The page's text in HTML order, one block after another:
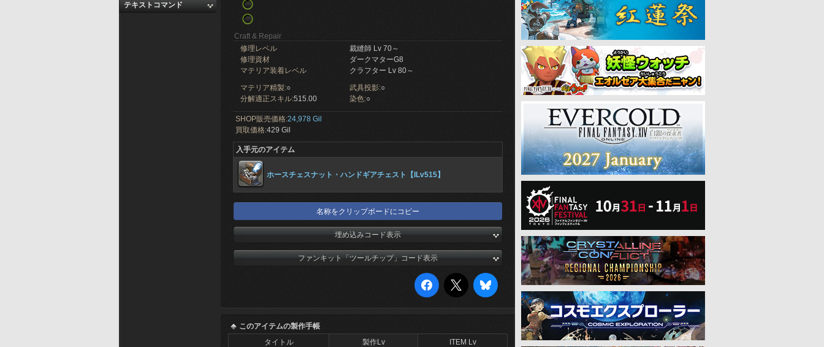
テキストコマンド
Craft & Repair
修理レベル
裁縫師 Lv 70～
修理資材
ダークマターG8
マテリア装着レベル
クラフター Lv 80～
マテリア精製:○ 武具投影:○
分解適正スキル:515.00 染色:○
SHOP販売価格:24,978 Gil
買取価格:429 Gil
入手元のアイテム
ホースチェスナット・ハンドギアチェスト【ILv515】
名称をクリップボードにコピー
埋め込みコード表示
ファンキット「ツールチップ」コード表示
このアイテムの製作手帳
タイトル
製作Lv ITEM Lv